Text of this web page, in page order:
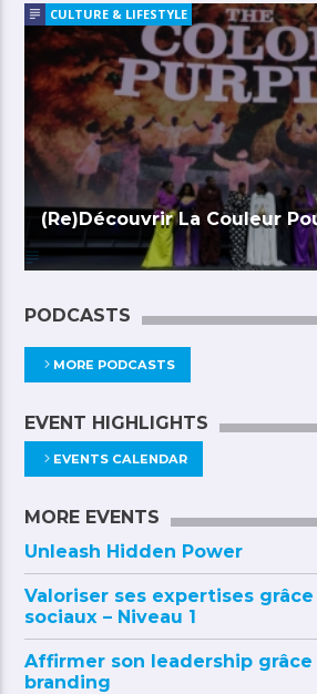
CULTURE & LIFESTYLE
(Re)Découvrir La Couleur
PODCASTS
MORE PODCASTS
EVENT HIGHLIGHTS
EVENTS CALENDAR
MORE EVENTS
Unleash Hidden Power
Valoriser ses expertises
sociaux – Niveau 1
Affirmer son leadership grâce
branding